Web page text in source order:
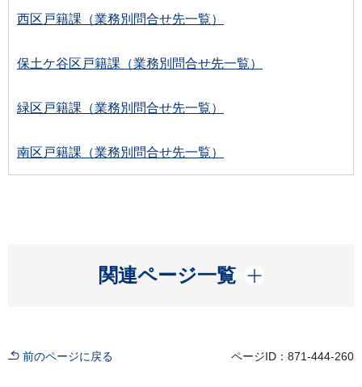
西区戸籍課（業務別問合せ先一覧）
保土ケ谷区戸籍課（業務別問合せ先一覧）
緑区戸籍課（業務別問合せ先一覧）
南区戸籍課（業務別問合せ先一覧）
関連ページ一覧
開く
前のページに戻る ページID：871-444-260